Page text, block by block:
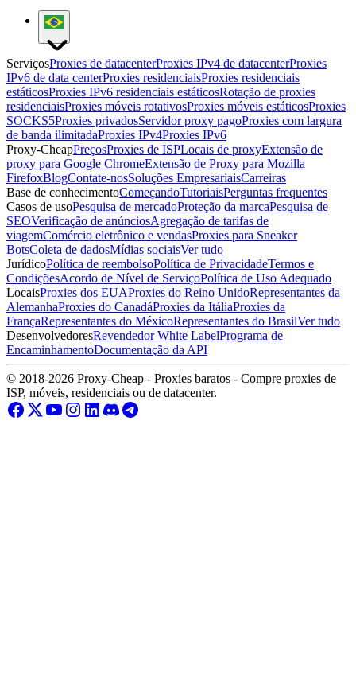
ServiçosProxies de datacenterProxies IPv4 de datacenterProxies
IPv6 de data centerProxies residenciaisProxies residenciais
estáticosProxies IPv6 residenciais estáticosRotação de proxies
residenciaisProxies móveis rotativosProxies móveis estáticosProxies
SOCKS5Proxies privadosServidor proxy pagoProxies com largura
de banda ilimitadaProxies IPv4Proxies IPv6
Proxy-CheapPreçosProxies de ISPLocais de proxyExtensão de
proxy para Google ChromeExtensão de Proxy para Mozilla
FirefoxBlogContate-nosSoluções EmpresariaisCarreiras
Base de conhecimentoComeçandoTutoriaisPerguntas frequentes
Casos de usoPesquisa de mercadoProteção da marcaPesquisa de
SEOVerificação de anúnciosAgregação de tarifas de
viagemComércio eletrônico e vendasProxies para Sneaker
BotsColeta de dadosMídias sociaisVer tudo
JurídicoPolítica de reembolsoPolítica de PrivacidadeTermos e
CondiçõesAcordo de Nível de ServiçoPolítica de Uso Adequado
LocaisProxies dos EUAProxies do Reino UnidoRepresentantes da
AlemanhaProxies do CanadáProxies da ItáliaProxies da
FrançaRepresentantes do MéxicoRepresentantes do BrasilVer tudo
DesenvolvedoresRevendedor White LabelPrograma de
EncaminhamentoDocumentação da API
© 2018-2026 Proxy-Cheap - Proxies baratos - Compre proxies de
ISP, móveis, residenciais ou de datacenter.